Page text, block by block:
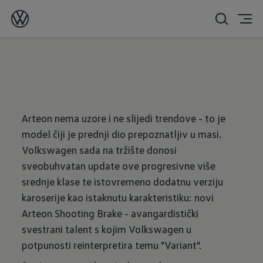
11/02/2020
Arteon nema uzore i ne slijedi trendove - to je
model čiji je prednji dio prepoznatljiv u masi.
Volkswagen sada na tržište donosi
sveobuhvatan update ove progresivne više
srednje klase te istovremeno dodatnu verziju
karoserije kao istaknutu karakteristiku: novi
Arteon Shooting Brake - avangardistički
svestrani talent s kojim Volkswagen u
potpunosti reinterpretira temu "Variant".